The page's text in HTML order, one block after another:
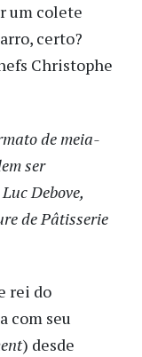
um colete
certo?
Christophe
de meia-
ser
Debove,
de Pâtisserie
rei do
com seu
) desde